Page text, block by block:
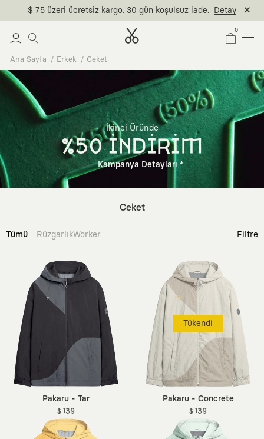
$ 75 üzeri ücretsiz kargo. 30 gün koşulsuz iade. Detay
0
Ana Sayfa Erkek Ceket
İkinci Üründe
%50 İNDİRİM
Kampanya Detayları *
Ceket
Tümü RüzgarlıkWorker Filtre
Pakaru - Tar
$ 139
Tükendi
Pakaru - Concrete
$ 139